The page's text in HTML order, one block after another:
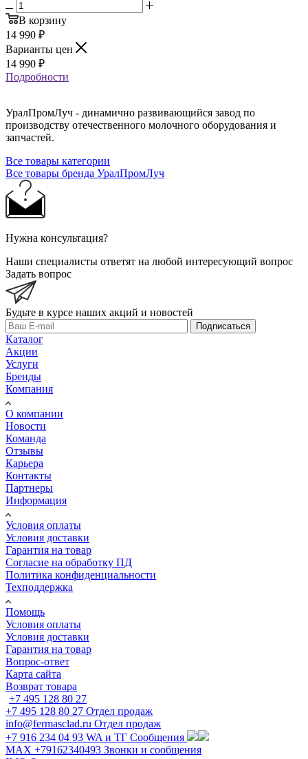
В корзину
14 990 ₽
Варианты цен
14 990 ₽
Подробности
УралПромЛуч - динамично развивающийся завод по
производству отечественного молочного оборудования и
запчастей.
Все товары категории
Все товары бренда УралПромЛуч
Нужна консультация?
Наши специалисты ответят на любой интересующий вопрос
Задать вопрос
Будьте в курсе наших акций и новостей
Подписаться
Каталог
Акции
Услуги
Бренды
Компания
О компании
Новости
Команда
Отзывы
Карьера
Контакты
Партнеры
Информация
Условия оплаты
Условия доставки
Гарантия на товар
Согласие на обработку ПД
Политика конфиденциальности
Техподдержка
Помощь
Условия оплаты
Условия доставки
Гарантия на товар
Вопрос-ответ
Карта сайта
Возврат товара
+7 495 128 80 27
+7 495 128 80 27 Отдел продаж
info@fermasclad.ru Отдел продаж
+7 916 234 04 93 WA и ТГ Сообщения
MAX +79162340493 Звонки и сообщения